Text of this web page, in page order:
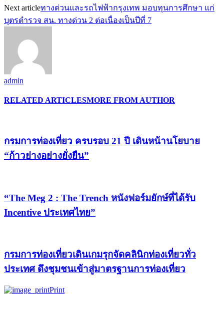
Next articleทางด่วนและรถไฟฟ้ากรุงเทพ มอบทุนการศึกษา แก่
บุตรตำรวจ สน. ทางด่วน 2 ต่อเนื่องเป็นปีที่ 7
admin
RELATED ARTICLESMORE FROM AUTHOR
กรมการท่องเที่ยว ครบรอบ 21 ปี เดินหน้านโยบาย
“ก้าวย่างอย่างยั่งยืน”
“The Meg 2 : The Trench หนังฟอร์มยักษ์ที่ได้รับ
Incentive ประเทศไทย”
กรมการท่องเที่ยวเดินเกมรุกจัดคลินิกท่องเที่ยวทั่ว
ประเทศ ดึงชุมชนเข้าสู่มาตรฐานการท่องเที่ยว
Print